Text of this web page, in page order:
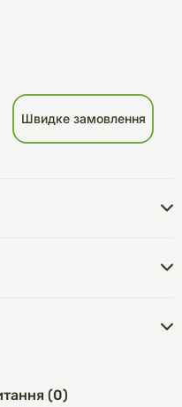
Швидке замовлення
(0)